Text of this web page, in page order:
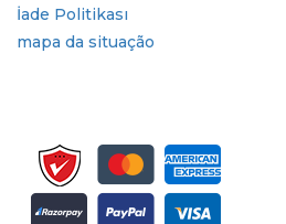
İade Politikası
mapa da situação